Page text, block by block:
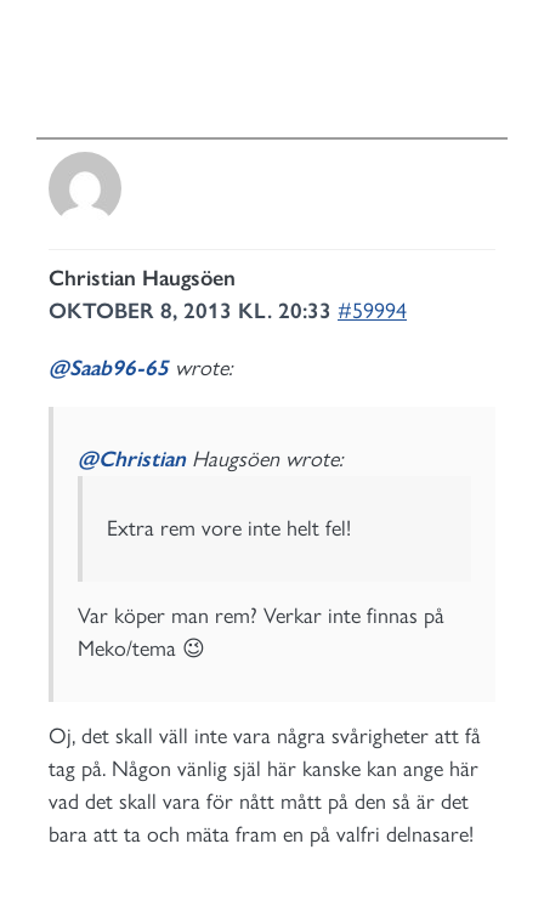
Christian Haugsöen
OKTOBER 8, 2013 KL. 20:33 #59994
@Saab96-65wrote:
@ChristianHaugsöen wrote:
Extra rem vore inte helt fel!
Var köper man rem? Verkar inte finnas på
Meko/tema 😉
Oj, det skall väll inte vara några svårigheter att få
tag på. Någon vänlig själ här kanske kan ange här
vad det skall vara för nått mått på den så är det
bara att ta och mäta fram en på valfri delnasare!